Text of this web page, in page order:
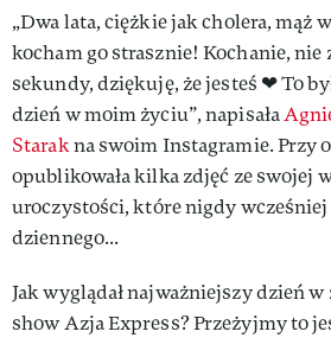
„Dwa lata, ciężkie jak cholera, mąż
kocham go strasznie! Kochanie, nie
sekundy, dziękuję, że jesteś ❤ To
dzień w moim życiu”, napisała
Starakna swoim Instagramie. Przy
opublikowała kilka zdjęć ze swojej
uroczystości, które nigdy wcześniej
dziennego...
Jak wyglądał najważniejszy dzień
show Azja Express? Przeżyjmy to